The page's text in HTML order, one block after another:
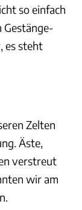
so einfach
Gestänge-
es steht
Zelten
Äste,
verstreut
wir am